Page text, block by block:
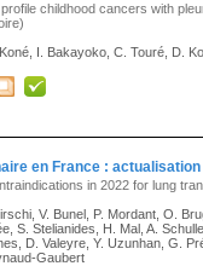
childhood cancers with
I. Bakayoko, C. Touré, D.
en France :
in 2022 for lung
V. Bunel, P. Mordant, O.
S. Stelianides, H. Mal, A.
D. Valeyre, Y. Uzunhan, G.
Gaubert